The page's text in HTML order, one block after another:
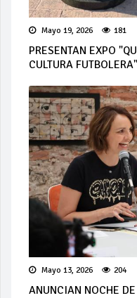
Mayo 19, 2026 181
PRESENTAN EXPO
CULTURA FUTBOLERA"
Mayo 13, 2026 204
ANUNCIAN NOCHE